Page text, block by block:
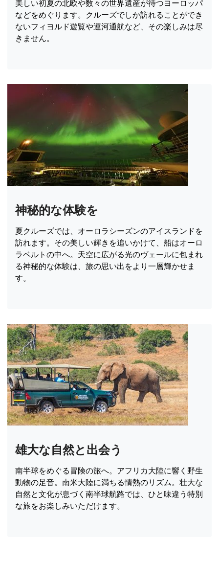
美しい初夏の北欧や数々の世界遺産が待つヨーロッパ
などをめぐります。クルーズでしか訪れることができ
ないフィヨルド遊覧や運河通航など、その楽しみは尽
きません。
神秘的な体験を
夏クルーズでは、オーロラシーズンのアイスランドを
訪れます。その美しい輝きを追いかけて、船はオーロ
ラベルトの中へ。天空に広がる光のヴェールに包まれ
る神秘的な体験は、旅の思い出をより一層輝かせま
す。
雄大な自然と出会う
南半球をめぐる冒険の旅へ。アフリカ大陸に響く野生
動物の足音。南米大陸に満ちる情熱のリズム。壮大な
自然と文化が息づく南半球航路では、ひと味違う特別
な旅をお楽しみいただけます。